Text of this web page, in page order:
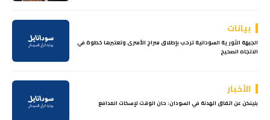
بيانات
الجبهة الثورية السودانية ترحب بإطلاق سراح الأسرى وتعتبرها خطوة في
الاتجاه الصحيح
الأخبار
بلينكن عن اتفاق الهدنة في السودان: حان الوقت لإسكات المدافع